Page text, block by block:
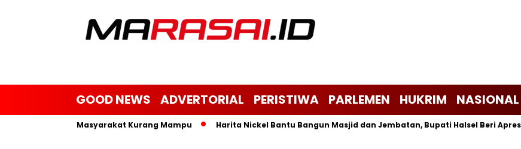
GOOD NEWS ADVERTORIAL PERISTIWA PARLEMEN HUKRIM NASIONAL
Janda dan Masyarakat Kurang Mampu Harita Nickel Bantu Bangun Masjid dan Jembatan, Bupati Halsel Beri Apresiasi